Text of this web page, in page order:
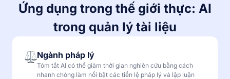
Ứng dụng trong thế giới thực: AI
trong quản lý tài liệu
Ngành pháp lý
Tóm tắt AI có thể giảm thời gian nghiên cứu bằng cách
nhanh chóng làm nổi bật các tiền lệ pháp lý và lập luận